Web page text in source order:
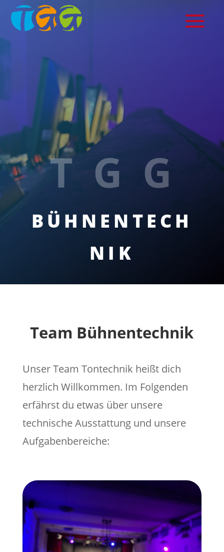
TGG
BÜHNENTECH
NIK
Team Bühnentechnik
Unser Team Tontechnik heißt dich
herzlich Willkommen. Im Folgenden
erfährst du etwas über unsere
technische Ausstattung und unsere
Aufgabenbereiche: